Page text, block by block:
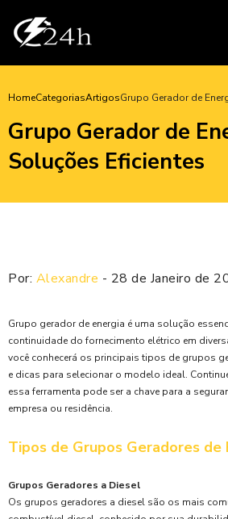
HomeCategoriasArtigosGrupo Gerador de
Grupo Gerador de
Soluções Eficientes
Por: Alexandre - 28 de Janeiro de
Grupo gerador de energia é uma solução
continuidade do fornecimento elétrico em
você conhecerá os principais tipos de grupos
e dicas para selecionar o modelo ideal.
essa ferramenta pode ser a chave para a
empresa ou residência.
Tipos de Grupos Geradores de
Grupos Geradores a Diesel
Os grupos geradores a diesel são os mais